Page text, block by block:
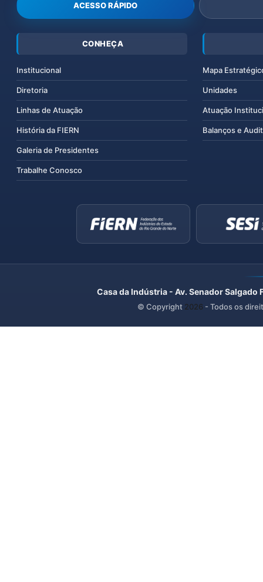
ACESSO RÁPIDO
CONHEÇA
Institucional
Diretoria
Linhas de Atuação
História da FIERN
Galeria de Presidentes
Trabalhe Conosco
Mapa
Unidades
Atuação
Balanços e
Casa da Indústria - Av. Senador
© Copyright 2026 - Todos os